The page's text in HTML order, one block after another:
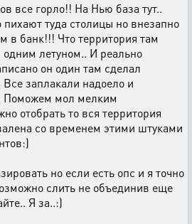
все горло!! На Нью база тут..
туда столицы но внезапно
в банк!!! Что территория там
летуном.. И реально
он один там сделал
заплакали надоело и
Поможем мол мелким
отобрать то вся территория
со временем этими штуками
но если есть опс и я точно
слить не объединив еще
Я за..:)